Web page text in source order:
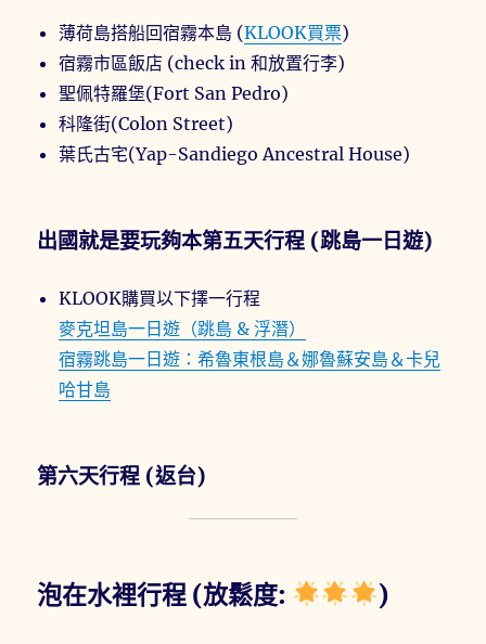
薄荷島搭船回宿霧本島 (KLOOK買票)
宿霧市區飯店 (check in 和放置行李)
聖佩特羅堡(Fort San Pedro)
科隆街(Colon Street)
葉氏古宅(Yap-Sandiego Ancestral House)
出國就是要玩夠本第五天行程 (跳島一日遊)
KLOOK購買以下擇一行程
麥克坦島一日遊（跳島 & 浮潛）
宿霧跳島一日遊：希魯東根島＆娜魯蘇安島＆卡兒
哈甘島
第六天行程 (返台)
泡在水裡行程 (放鬆度: )